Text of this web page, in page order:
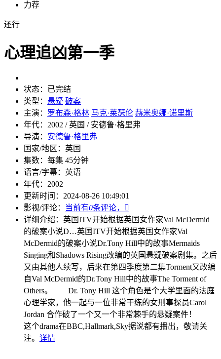
力荐
还行
心理追凶第一季
状态： 已完结
类型： 悬疑 破案
主演： 罗布森·格林 马克·莱瑟伦 赫米奥娜·诺里斯
年代： 2002 / 英国 / 安德鲁·格里弗
导演： 安德鲁·格里弗
国家/地区： 英国
集数： 每集 45分钟
语言/字幕： 英语
年代： 2002
更新时间： 2024-08-26 10:49:01
影视/评论：
当前有0条评论，

详细介绍： 英国ITV开始根据英国女作家Val McDermid
的破案小说D…英国ITV开始根据英国女作家Val
McDermid的破案小说Dr.Tony Hill中的故事Mermaids
Singing和Shadows Rising改编的英国悬疑破案剧集。之后
又由其他人续写，后来在第四季度第二集Torment又改编
自Val McDermid的Dr.Tony Hill中的故事The Torment of
Others。 Dr. Tony Hill 这个角色是个大学里面的法庭
心理学家，他一起与一位非常干练的女刑事探员Carol
Jordan 合作破了一个又一个非常棘手的悬疑案件！
这个drama在BBC,Hallmark,Sky据说都有播出，敬请关
注。 详情